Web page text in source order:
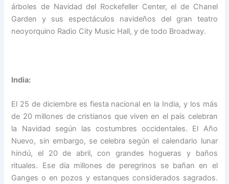
árboles de Navidad del Rockefeller Center, el de Chanel
Garden y sus espectáculos navideños del gran teatro
neoyorquino Radio City Music Hall, y de todo Broadway.
India:
El 25 de diciembre es fiesta nacional en la India, y los más
de 20 millones de cristianos que viven en el país celebran
la Navidad según las costumbres occidentales. El Año
Nuevo, sin embargo, se celebra según el calendario lunar
hindú, el 20 de abril, con grandes hogueras y baños
rituales. Ese día millones de peregrinos se bañan en el
Ganges o en pozos y estanques considerados sagrados.